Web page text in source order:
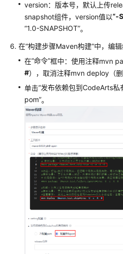
version：版本号，默认上传
snapshot组件，version值以“-
“1.0-SNAPSHOT”。
在“构建步骤Maven构建”中，编辑
在“命令”框中：使用注释mvn
#），取消注释mvn deploy（
单击“发布依赖包到CodeArts私
pom”。